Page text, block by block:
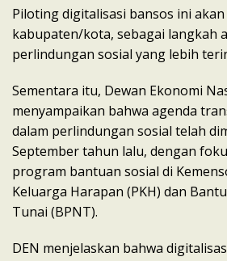
Piloting digitalisasi bansos ini
kabupaten/kota, sebagai langkah
perlindungan sosial yang lebih
Sementara itu, Dewan Ekonomi
menyampaikan bahwa agenda
dalam perlindungan sosial telah
September tahun lalu, dengan
program bantuan sosial di
Keluarga Harapan (PKH) dan
Tunai (BPNT).
DEN menjelaskan bahwa